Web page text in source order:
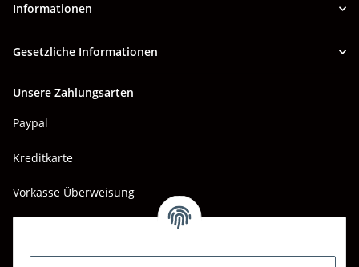
Informationen
Gesetzliche Informationen
Unsere Zahlungsarten
Paypal
Kreditkarte
Vorkasse Überweisung
Wir versenden mit